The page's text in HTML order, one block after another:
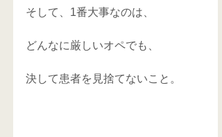
そして、1番大事なのは、
どんなに厳しいオペでも、
決して患者を見捨てないこと。